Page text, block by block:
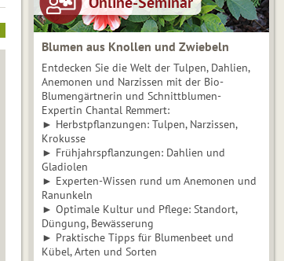
Blumen aus Knollen und Zwiebeln
Entdecken Sie die Welt der Tulpen, Dahlien,
Anemonen und Narzissen mit der Bio-
Blumengärtnerin und Schnittblumen-
Expertin Chantal Remmert:
► Herbstpflanzungen: Tulpen, Narzissen,
Krokusse
► Frühjahrspflanzungen: Dahlien und
Gladiolen
► Experten-Wissen rund um Anemonen und
Ranunkeln
► Optimale Kultur und Pflege: Standort,
Düngung, Bewässerung
► Praktische Tipps für Blumenbeet und
Kübel, Arten und Sorten